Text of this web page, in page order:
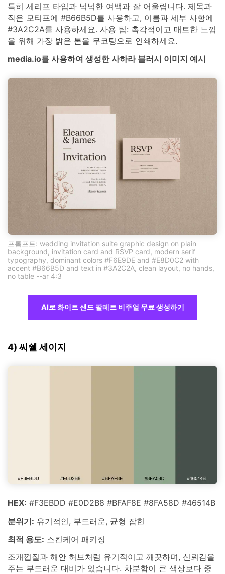
특히 세리프 타입과 넉넉한 여백과 잘 어울립니다. 제목과
작은 모티프에 #B66B5D를 사용하고, 이름과 세부 사항에
#3A2C2A를 사용하세요. 사용 팁: 촉각적이고 매트한 느낌
을 위해 가장 밝은 톤을 무코팅으로 인쇄하세요.
media.io를 사용하여 생성한 사하라 블러시 이미지 예시
프롬프트: wedding invitation suite graphic design on plain
background, invitation card and RSVP card, modern serif
typography, dominant colors #F6E9DE and #E8D0C2 with
accent #B66B5D and text in #3A2C2A, clean layout, no hands,
no table --ar 4:3
AI로 화이트 샌드 팔레트 비주얼 무료 생성하기
4) 씨쉘 세이지
HEX: #F3EBDD #E0D2B8 #BFAF8E #8FA58D #46514B
분위기: 유기적인, 부드러운, 균형 잡힌
최적 용도: 스킨케어 패키징
조개껍질과 해안 허브처럼 유기적이고 깨끗하며, 신뢰감을
주는 부드러운 대비가 있습니다. 차분함이 큰 색상보다 중